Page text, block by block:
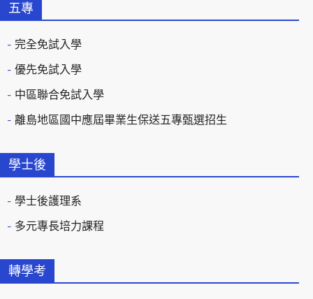
五專
完全免試入學
優先免試入學
中區聯合免試入學
離島地區國中應屆畢業生保送五專甄選招生
學士後
學士後護理系
多元專長培力課程
轉學考